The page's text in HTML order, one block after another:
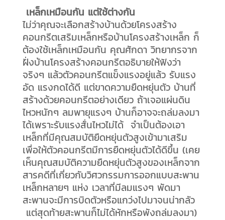
เหล็กเหมือนกัน แต่ใช้ต่างกัน
ไม่ว่าคุณจะเลือกสร้างบ้านด้วยโครงสร้าง
คอนกรีตเสริมเหล็กหรือบ้านโครงสร้างเหล็ก ก็
ต้องใช้เหล็กเหมือนกัน คุณศักดา วิทยากรจาก
ฝั่งบ้านโครงสร้างคอนกรีตอธิบายให้ฟังว่า
จริงๆ แล้วตัวคอนกรีตแข็งแรงอยู่แล้ว รับแรง
อัด แรงกดได้ดี แต่ขาดความยืดหยุ่นตัว บ้านที่
สร้างด้วยคอนกรีตอย่างเดียว ถ้าเจอแผ่นดิน
ไหวหนักๆ ลมพายุแรงๆ บ้านก็อาจจะถล่มลงมา
ได้เพราะรับแรงสั่นไหวไม่ได้ จำเป็นต้องเอา
เหล็กที่มีคุณสมบัติยืดหยุ่นตัวสูงเข้ามาเสริม
เพื่อให้ตัวคอนกรีตมีการยืดหยุ่นตัวได้ดีขึ้น (เคย
เห็นคุณสมบัติความยืดหยุ่นตัวสูงของเหล็กจาก
สารคดีที่เกี่ยวกับวิศวกรรมการออกแบบสะพาน
เหล็กหลายๆ แห่ง เวลาที่มีลมแรงๆ พัดมา
สะพานจะมีการบิดตัวหรือแกว่งไปมาจนน่ากลัว
แต่สุดท้ายสะพานก็ไม่ได้หักหรือพังถล่มลงมา)